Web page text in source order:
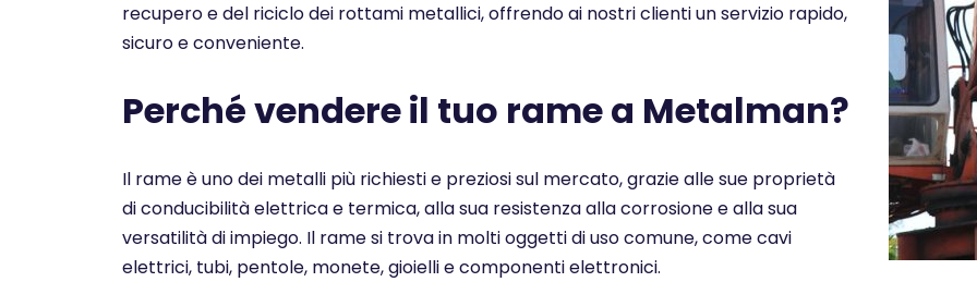
recupero e del riciclo dei rottami metallici, offrendo ai nostri clienti un servizio rapido,
sicuro e conveniente.
Perché vendere il tuo rame a Metalman?
Il rame è uno dei metalli più richiesti e preziosi sul mercato, grazie alle sue proprietà
di conducibilità elettrica e termica, alla sua resistenza alla corrosione e alla sua
versatilità di impiego. Il rame si trova in molti oggetti di uso comune, come cavi
elettrici, tubi, pentole, monete, gioielli e componenti elettronici.